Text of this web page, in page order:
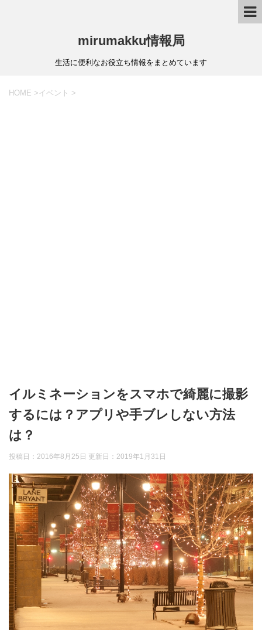
mirumakku情報局
生活に便利なお役立ち情報をまとめています
HOME > イベント >
イルミネーションをスマホで綺麗に撮影
するには？アプリや手ブレしない方法
は？
投稿日：2016年8月25日 更新日： 2019年1月31日